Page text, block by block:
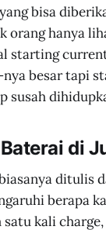
bisa
orang hanya
starting
nya besar tapi
susah
di
ditulis
berapa
kali